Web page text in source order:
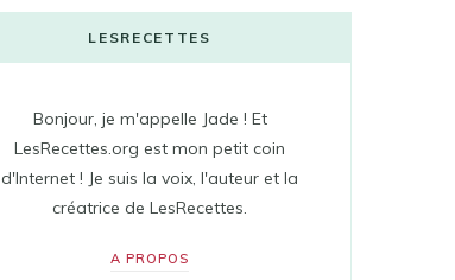
LESRECETTES
Bonjour, je m'appelle Jade ! Et
LesRecettes.org est mon petit coin
d'Internet ! Je suis la voix, l'auteur et la
créatrice de LesRecettes.
A PROPOS